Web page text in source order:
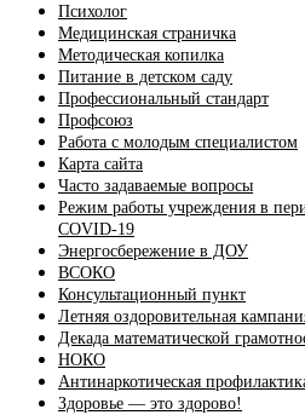
Психолог
Медицинская страничка
Методическая копилка
Питание в детском саду
Профессиональный стандарт
Профсоюз
Работа с молодым специалистом
Карта сайта
Часто задаваемые вопросы
Режим работы учреждения в
COVID-19
Энергосбережение в ДОУ
ВСОКО
Консультационный пункт
Летняя оздоровительная
Декада математической
НОКО
Антинаркотическая
Здоровье — это здорово!